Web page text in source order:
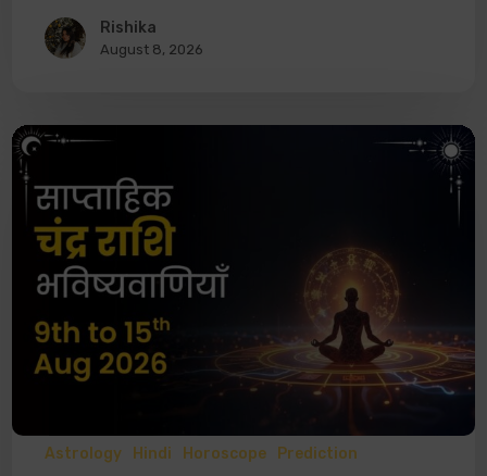
Rishika
August 8, 2026
Astrology Hindi Horoscope Prediction